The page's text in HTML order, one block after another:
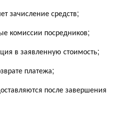
зачисление средств;
комиссии посредников;
в заявленную стоимость;
платежа;
после завершения